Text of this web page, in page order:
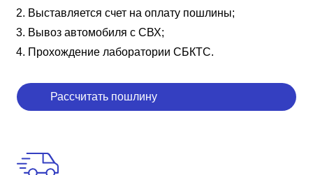
Выставляется счет на оплату пошлины;
Вывоз автомобиля с СВХ;
Прохождение лаборатории СБКТС.
Рассчитать пошлину